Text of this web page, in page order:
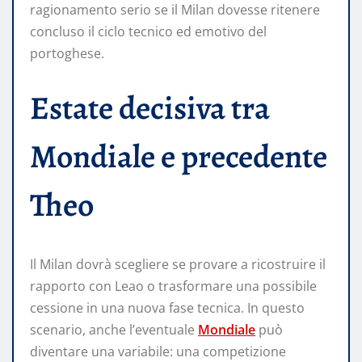
ragionamento serio se il Milan dovesse ritenere
concluso il ciclo tecnico ed emotivo del
portoghese.
Estate decisiva tra
Mondiale e precedente
Theo
Il Milan dovrà scegliere se provare a ricostruire il
rapporto con Leao o trasformare una possibile
cessione in una nuova fase tecnica. In questo
scenario, anche l’eventuale Mondiale può
diventare una variabile: una competizione